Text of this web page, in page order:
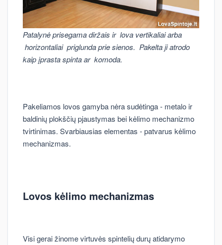
Patalynė prisegama diržais ir lova vertikaliai arba
horizontaliai priglunda prie sienos. Pakelta ji atrodo
kaip įprasta spinta ar komoda.
Pakeliamos lovos gamyba nėra sudėtinga - metalo ir
baldinių plokščių pjaustymas bei kėlimo mechanizmo
tvirtinimas. Svarbiausias elementas - patvarus kėlimo
mechanizmas.
Lovos kėlimo mechanizmas
Visi gerai žinome virtuvės spintelių durų atidarymo